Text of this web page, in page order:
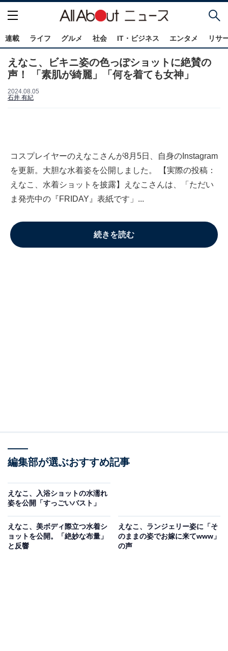
連載 ライフ グルメ 社会 IT・ビジネス エンタメ リサ
えなこ、ビキニ姿の色っぽショットに絶賛の
声！ 「素肌が綺麗」「何を着ても女神」
2024.08.05
石井 有紀
コスプレイヤーのえなこさんが8月5日、自身のInstagram
を更新。大胆な水着姿を公開しました。 【実際の投稿：
えなこ、水着ショットを披露】えなこさんは、「ただい
ま発売中の『FRIDAY』表紙です」...
続きを読む
編集部が選ぶおすすめ記事
えなこ、入浴ショットの水濡れ
姿を公開「すっごいバスト」
えなこ、美ボディ際立つ水着シ
ョットを公開。「絶妙な布量」
と反響
えなこ、ランジェリー姿に「そ
のままの姿でお嫁に来てwww」
の声